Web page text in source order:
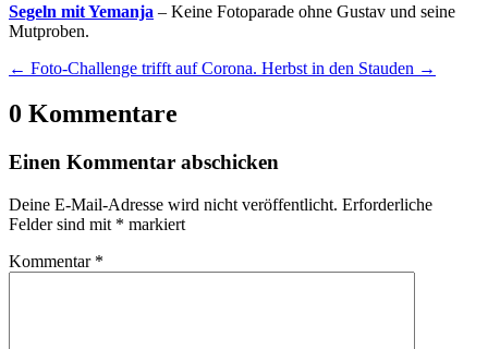
Segeln mit Yemanja – Keine Fotoparade ohne Gustav und seine
Mutproben.
← Foto-Challenge trifft auf Corona. Herbst in den Stauden →
0 Kommentare
Einen Kommentar abschicken
Deine E-Mail-Adresse wird nicht veröffentlicht. Erforderliche
Felder sind mit * markiert
Kommentar *